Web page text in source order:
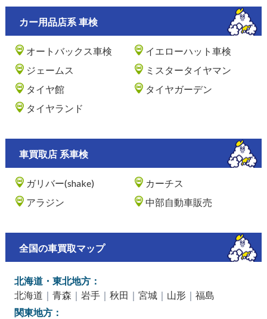
カー用品店系 車検
オートバックス車検
イエローハット車検
ジェームス
ミスタータイヤマン
タイヤ館
タイヤガーデン
タイヤランド
車買取店 系車検
ガリバー(shake)
カーチス
アラジン
中部自動車販売
全国の車買取マップ
北海道・東北地方：
北海道 ｜ 青森 ｜ 岩手｜ 秋田 ｜ 宮城｜ 山形｜ 福島
関東地方：